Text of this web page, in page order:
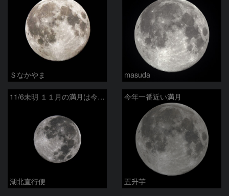
Ｓなかやま masuda
11/6未明 １１月の満月は今年最大のスーパームーン（月齢15.2）
湖北直行便
今年一番近い満月
五升芋